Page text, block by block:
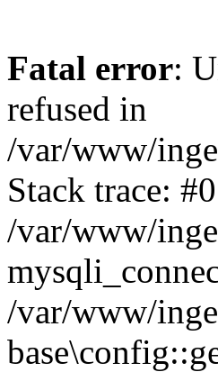
Fatal error:
refused in
/var/www/
Stack trace: #0
/var/www/
/var/www/